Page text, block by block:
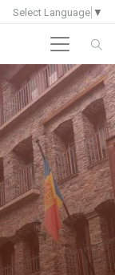
Select Language ▼